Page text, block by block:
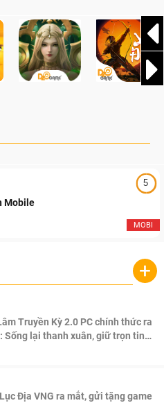
5
MOBI
Mobile
+
Truyền Kỳ 2.0 PC chính thức ra
Sống lại thanh xuân, giữ trọn tinh
Địa VNG ra mắt, gửi tặng game